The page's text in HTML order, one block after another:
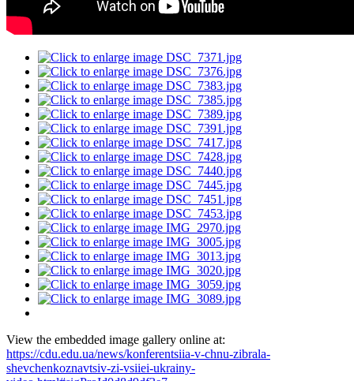
View the embedded image gallery online at:
https://cdu.edu.ua/news/konferentsiia-v-chnu-zibrala-
shevchenkoznavtsiv-zi-vsiiei-ukrainy-